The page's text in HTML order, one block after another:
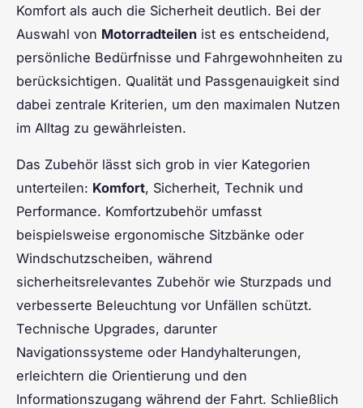
Komfort als auch die Sicherheit deutlich. Bei der
Auswahl von Motorradteilen ist es entscheidend,
persönliche Bedürfnisse und Fahrgewohnheiten zu
berücksichtigen. Qualität und Passgenauigkeit sind
dabei zentrale Kriterien, um den maximalen Nutzen
im Alltag zu gewährleisten.
Das Zubehör lässt sich grob in vier Kategorien
unterteilen: Komfort, Sicherheit, Technik und
Performance. Komfortzubehör umfasst
beispielsweise ergonomische Sitzbänke oder
Windschutzscheiben, während
sicherheitsrelevantes Zubehör wie Sturzpads und
verbesserte Beleuchtung vor Unfällen schützt.
Technische Upgrades, darunter
Navigationssysteme oder Handyhalterungen,
erleichtern die Orientierung und den
Informationszugang während der Fahrt. Schließlich